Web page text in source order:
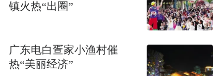
镇火热“出圈”
广东电白疍家小渔村催
热“美丽经济”